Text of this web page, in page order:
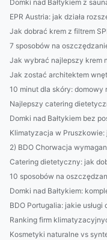
Domki nad Bałtykiem z
EPR Austria: jak działa
Jak dobrać krem z filtrem
7 sposobów na
Jak wybrać najlepszy krem
Jak zostać architektem
10 minut dla skóry:
Najlepszy catering
Domki nad Bałtykiem bez
Klimatyzacja w
2) BDO Chorwacja
Catering dietetyczny: jak
10 sposobów na
Domki nad Bałtykiem:
BDO Portugalia: jakie
Ranking firm
Kosmetyki naturalne vs